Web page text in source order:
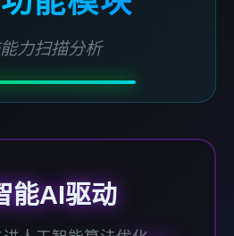
力扫描分析
能AI驱动